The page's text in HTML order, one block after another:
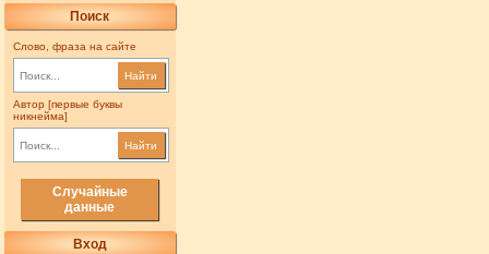
Поиск
Слово, фраза на сайте
Найти
Автор [первые буквы
никнейма]
Найти
Случайные
данные
Вход